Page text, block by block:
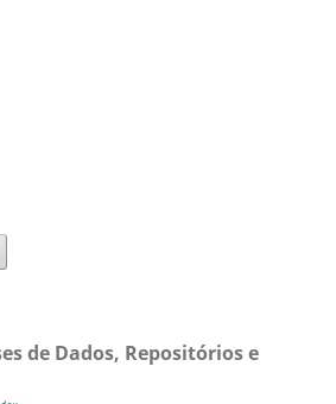
de Dados, Repositórios e